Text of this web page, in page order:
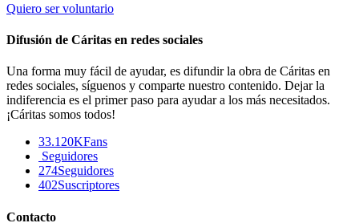
Quiero ser voluntario
Difusión de Cáritas en redes sociales
Una forma muy fácil de ayudar, es difundir la obra de Cáritas en
redes sociales, síguenos y comparte nuestro contenido. Dejar la
indiferencia es el primer paso para ayudar a los más necesitados.
¡Cáritas somos todos!
33.120KFans
Seguidores
274Seguidores
402Suscriptores
Contacto